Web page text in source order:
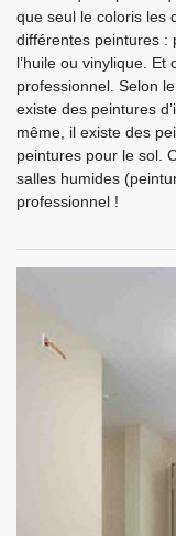
que seul le coloris les
différentes peintures :
l’huile ou vinylique. Et
professionnel. Selon
existe des peintures
même, il existe des
peintures pour le sol.
salles humides
professionnel !